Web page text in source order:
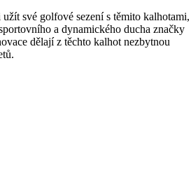
své golfové sezení s těmito kalhotami,
a dynamického ducha značky
dělají z těchto kalhot nezbytnou